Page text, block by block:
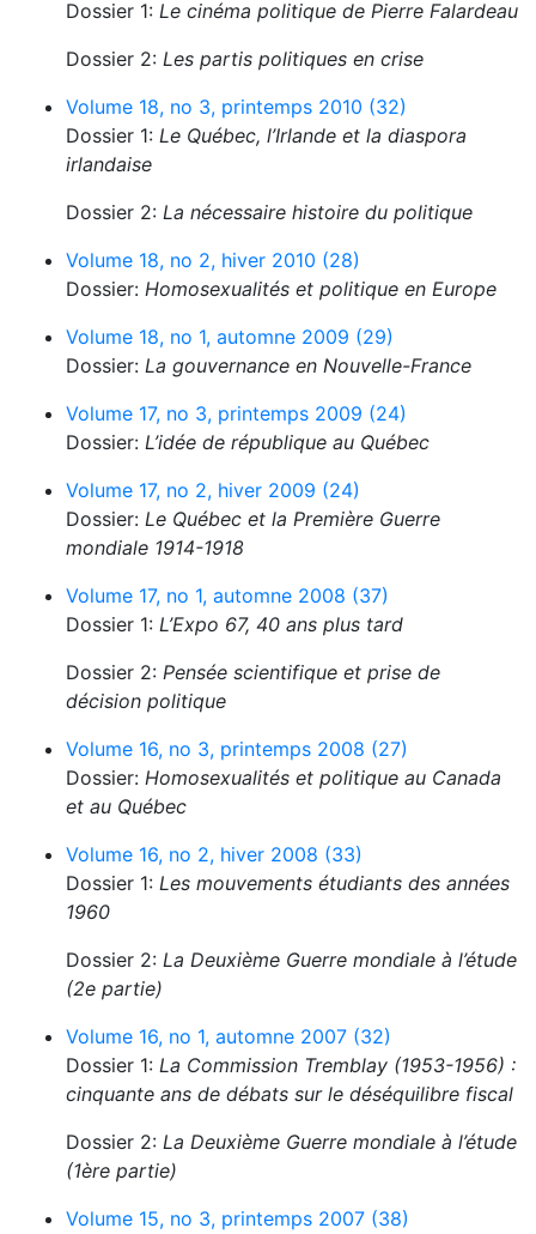
Dossier 1: Le cinéma politique de Pierre Falardeau
Dossier 2: Les partis politiques en crise
Volume 18, no 3, printemps 2010 (32)
Dossier 1: Le Québec, l’Irlande et la diaspora
irlandaise
Dossier 2: La nécessaire histoire du politique
Volume 18, no 2, hiver 2010 (28)
Dossier: Homosexualités et politique en Europe
Volume 18, no 1, automne 2009 (29)
Dossier: La gouvernance en Nouvelle-France
Volume 17, no 3, printemps 2009 (24)
Dossier: L’idée de république au Québec
Volume 17, no 2, hiver 2009 (24)
Dossier: Le Québec et la Première Guerre
mondiale 1914-1918
Volume 17, no 1, automne 2008 (37)
Dossier 1: L’Expo 67, 40 ans plus tard
Dossier 2: Pensée scientifique et prise de
décision politique
Volume 16, no 3, printemps 2008 (27)
Dossier: Homosexualités et politique au Canada
et au Québec
Volume 16, no 2, hiver 2008 (33)
Dossier 1: Les mouvements étudiants des années
1960
Dossier 2: La Deuxième Guerre mondiale à l’étude
(2e partie)
Volume 16, no 1, automne 2007 (32)
Dossier 1: La Commission Tremblay (1953-1956) :
cinquante ans de débats sur le déséquilibre fiscal
Dossier 2: La Deuxième Guerre mondiale à l’étude
(1ère partie)
Volume 15, no 3, printemps 2007 (38)